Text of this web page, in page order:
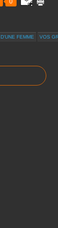
0
FEMME VOS